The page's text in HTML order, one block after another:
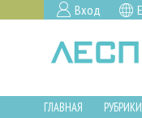
Вход
ГЛАВНАЯ